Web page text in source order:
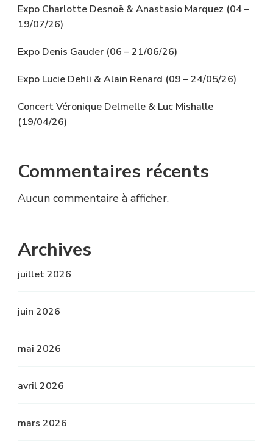
Expo Charlotte Desnoë & Anastasio Marquez (04 –
19/07/26)
Expo Denis Gauder (06 – 21/06/26)
Expo Lucie Dehli & Alain Renard (09 – 24/05/26)
Concert Véronique Delmelle & Luc Mishalle
(19/04/26)
Commentaires récents
Aucun commentaire à afficher.
Archives
juillet 2026
juin 2026
mai 2026
avril 2026
mars 2026